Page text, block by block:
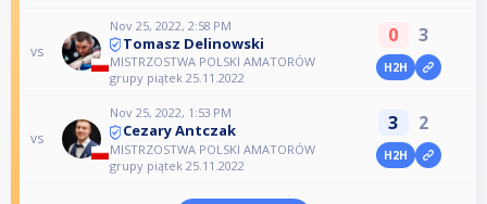
vs
Nov 25, 2022, 2:58 PM
Tomasz Delinowski
MISTRZOSTWA POLSKI AMATORÓW
grupy piątek 25.11.2022
0 3
H2H
vs
Nov 25, 2022, 1:53 PM
Cezary Antczak
MISTRZOSTWA POLSKI AMATORÓW
grupy piątek 25.11.2022
3 2
H2H